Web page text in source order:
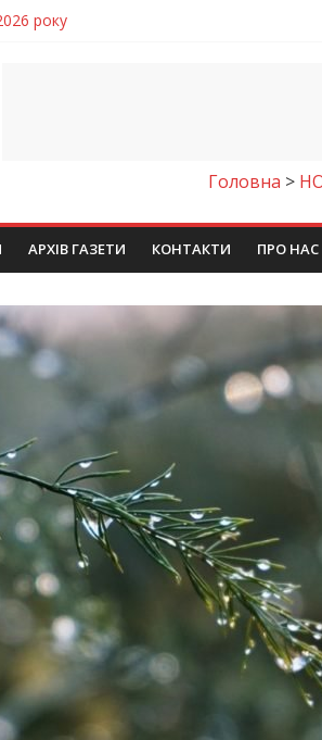
року
правильна комунікація
сезону
місце розташування
Головна >
АРХІВ ГАЗЕТИ КОНТАКТИ ПРО НАС